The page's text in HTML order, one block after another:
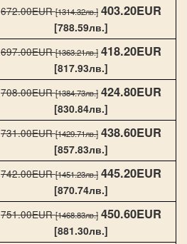
672.00EUR[1314.32лв.] 403.20EUR
[788.59лв.]
697.00EUR[1363.21лв.] 418.20EUR
[817.93лв.]
708.00EUR[1384.73лв.] 424.80EUR
[830.84лв.]
731.00EUR[1429.71лв.] 438.60EUR
[857.83лв.]
742.00EUR[1451.23лв.] 445.20EUR
[870.74лв.]
751.00EUR[1468.83лв.] 450.60EUR
[881.30лв.]